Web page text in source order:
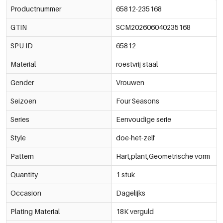
Productnummer 65812-235168
GTIN SCM202606040235168
SPU ID 65812
Material roestvrij staal
Gender Vrouwen
Seizoen Four Seasons
Series Eenvoudige serie
Style doe-het-zelf
Pattern Hart,plant,Geometrische vorm
Quantity 1 stuk
Occasion Dagelijks
Plating Material 18K verguld